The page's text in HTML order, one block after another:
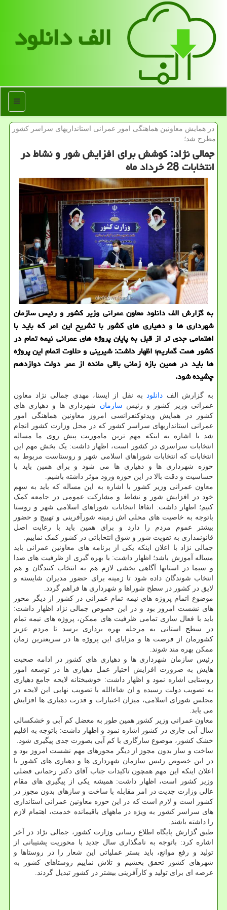
الف دانلود
منو
در همایش معاونین هماهنگی امور عمرانی استانداریهای سراسر كشور
مطرح شد؛
جمالی نژاد: كوشش برای افزایش شور و نشاط در
انتخابات 28 خرداد ماه
به گزارش الف دانلود معاون عمرانی وزیر کشور و رئیس سازمان
شهرداری ها و دهیاری های کشور با تشریح این امر که باید با
اهتمامی جدی تر از قبل به پایان پروژه های عمرانی نیمه تمام در
کشور همت گماریم؛ اظهار داشت: شیرینی و حلاوت اتمام این پروژه
ها باید در همین بازه زمانی باقی مانده از عمر دولت دوازدهم
چشیده شود.
به گزارش الف دانلودبه نقل از ایسنا، مهدی جمالی نژاد معاون
عمرانی وزیر کشور و رئیس سازمان شهرداری ها و دهیاری های
کشور در همایش ویدئوکنفرانسی امروز معاونین هماهنگی امور
عمرانی استانداریهای سراسر کشور که در محل وزارت کشور انجام
شد با اشاره به اینکه مهم ترین ماموریت پیش روی ما مساله
انتخابات سراسری در کشور است، اظهار داشت: یک بخش مهم این
انتخابات که انتخابات شوراهای اسلامی شهر و روستاست مربوط به
حوزه شهرداری ها و دهیاری ها می شود و برای همین باید با
حساسیت و دقت بالا در این حوزه ورود موثر داشته باشیم.
معاون عمرانی وزیر کشور با اشاره به این مساله که باید به سهم
خود در افزایش شور و نشاط و مشارکت عمومی در جامعه کمک
کنیم؛ اظهار داشت: اتفاقا انتخابات شوراهای اسلامی شهر و روستا
باتوجه به خاصیت های محلی اش زمینه شورآفرینی و تهییج و حضور
بیشتر عموم مردم را دارد و برای همین باید با رعایت اصل
قانونمداری به تقویت شور و شوق انتخاباتی در کشور کمک نماییم.
جمالی نژاد با اعلان اینکه یکی از برنامه های معاونین عمرانی باید
مساله آموزش باشد؛ اظهار داشت: با بهره گیری از ظرفیت های صدا
و سیما در استانها آگاهی بخشی لازم هم به انتخاب کنندگان و هم
انتخاب شوندگان داده شود تا زمینه برای حضور مدیران شایسته و
لایق در کشور در سطح شوراها و شهرداری ها فراهم گردد.
موضوع اتمام پروژه های نیمه تمام عمرانی در کشور از دیگر محور
های نشست امروز بود و در این خصوص جمالی نژاد اظهار داشت:
باید با فعال سازی تمامی ظرفیت های ممکن، پروژه های نیمه تمام
در سطح استانی به مرحله بهره برداری برسد تا مردم عزیز
کشورمان از فرصت ها و مزایای این پروژه ها در سریعترین زمان
ممکن بهره مند شوند.
رئیس سازمان شهرداری ها و دهیاری های کشور در ادامه صحبت
هایش به ضرورت افزایش اختیار عمل دهیاری ها در توسعه امور
روستایی اشاره نمود و اظهار داشت: خوشبختانه لایحه جامع دهیاری
به تصویب دولت رسیده و ان شاءالله با تصویب نهایی این لایحه در
مجلس شورای اسلامی، میزان اختیارات و قدرت دهیاری ها افزایش
می یابد.
معاون عمرانی وزیر کشور همین طور به معضل کم آبی و خشکسالی
سال آبی جاری در کشور اشاره نمود و اظهار داشت: باتوجه به اقلیم
خشک کشور، موضوع سازگاری با کم آبی بصورت جدی پیگیری شود.
ساخت و ساز بدون مجوز از دیگر محورهای مهم نشست امروز بود و
در این خصوص رئیس سازمان شهرداری ها و دهیاری های کشور با
اعلان اینکه این مهم همچون تاکیدات جناب آقای دکتر رحمانی فضلی
وزیر کشور است، اظهار داشت: همیشه یکی از پیگیری های مقام
عالی وزارت جدیت در امر مقابله با ساخت و سازهای بدون مجوز در
کشور است و لازم است که در این حوزه معاونین عمرانی استانداری
های سراسر کشور به ویژه در ماههای باقیمانده خدمت، اهتمام لازم
را داشته باشند.
طبق گزارش پایگاه اطلاع رسانی وزارت کشور، جمالی نژاد در آخر
اشاره کرد: باتوجه به نامگذاری سال جدید با محوریت پشتیبانی از
تولید و رفع موانع، باید بستر عملیاتی این شعار را در روستاها و
شهرهای کشور تحقق بخشیم و تلاش نماییم روستاهای کشور به
عرصه ای برای تولید و کارآفرینی بیشتر در کشور تبدیل گردند.